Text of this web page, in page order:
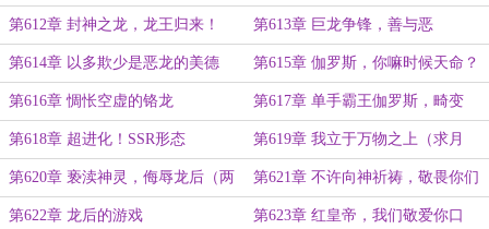
与利爪（双倍求月票）
第612章 封神之龙，龙王归来！ 第613章 巨龙争锋，善与恶
第614章 以多欺少是恶龙的美德 第615章 伽罗斯，你嘛时候天命？
第616章 惆怅空虚的铬龙 第617章 单手霸王伽罗斯，畸变
第618章 超进化！SSR形态 第619章 我立于万物之上（求月
票）
第620章 亵渎神灵，侮辱龙后（两
万字求月票）
第621章 不许向神祈祷，敬畏你们
的皇帝，敬畏我
第622章 龙后的游戏 第623章 红皇帝，我们敬爱你口